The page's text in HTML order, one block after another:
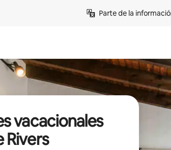
Parte de la
vacacionales
Rivers